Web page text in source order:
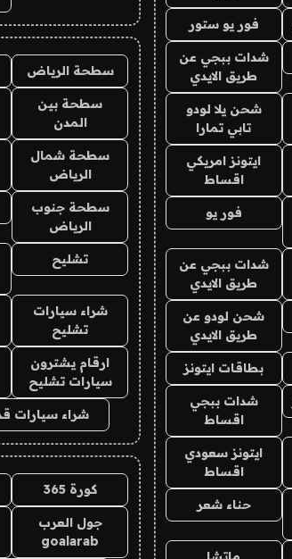
فور يو ستور
شدات ببجي عن
طريق الايدي
شحن يلا لودو
تابي تمارا
ايتونز امريكي
اقساط
فور يو
شدات ببجي عن
طريق الايدي
شحن لودو عن
طريق الايدي
بطاقات ايتونز
شدات ببجي
اقساط
ايتونز سعودي
اقساط
حناء شعر
سطحة الرياض
سطحة بين
المدن
سطحة شمال
الرياض
سطحة جنوب
الرياض
تشليح
شراء سيارات
تشليح
ارقام يشترون
سيارات تشليح
شراء سيارات
كورة 365
جول العرب
goalarab